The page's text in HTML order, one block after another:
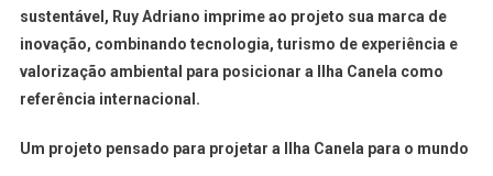
sustentável, Ruy Adriano imprime ao projeto sua marca de
inovação, combinando tecnologia, turismo de experiência e
valorização ambiental para posicionar a Ilha Canela como
referência internacional.
Um projeto pensado para projetar a Ilha Canela para o mundo